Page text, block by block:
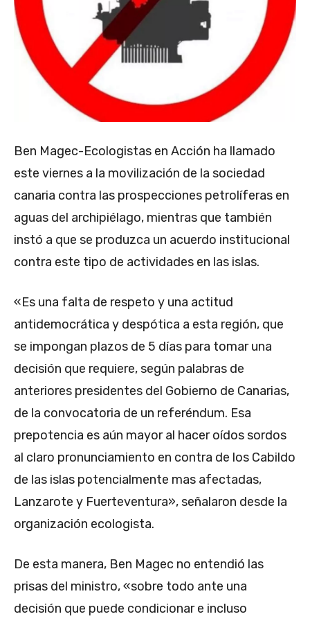
Ben Magec-Ecologistas en Acción ha llamado
este viernes a la movilización de la sociedad
canaria contra las prospecciones petrolíferas en
aguas del archipiélago, mientras que también
instó a que se produzca un acuerdo institucional
contra este tipo de actividades en las islas.
«Es una falta de respeto y una actitud
antidemocrática y despótica a esta región, que
se impongan plazos de 5 días para tomar una
decisión que requiere, según palabras de
anteriores presidentes del Gobierno de Canarias,
de la convocatoria de un referéndum. Esa
prepotencia es aún mayor al hacer oídos sordos
al claro pronunciamiento en contra de los Cabildo
de las islas potencialmente mas afectadas,
Lanzarote y Fuerteventura», señalaron desde la
organización ecologista.
De esta manera, Ben Magec no entendió las
prisas del ministro, «sobre todo ante una
decisión que puede condicionar e incluso